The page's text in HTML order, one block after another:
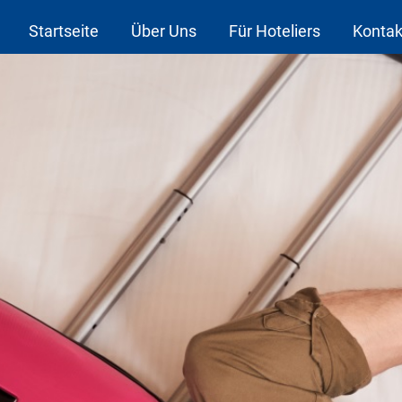
Startseite Über Uns Für Hoteliers